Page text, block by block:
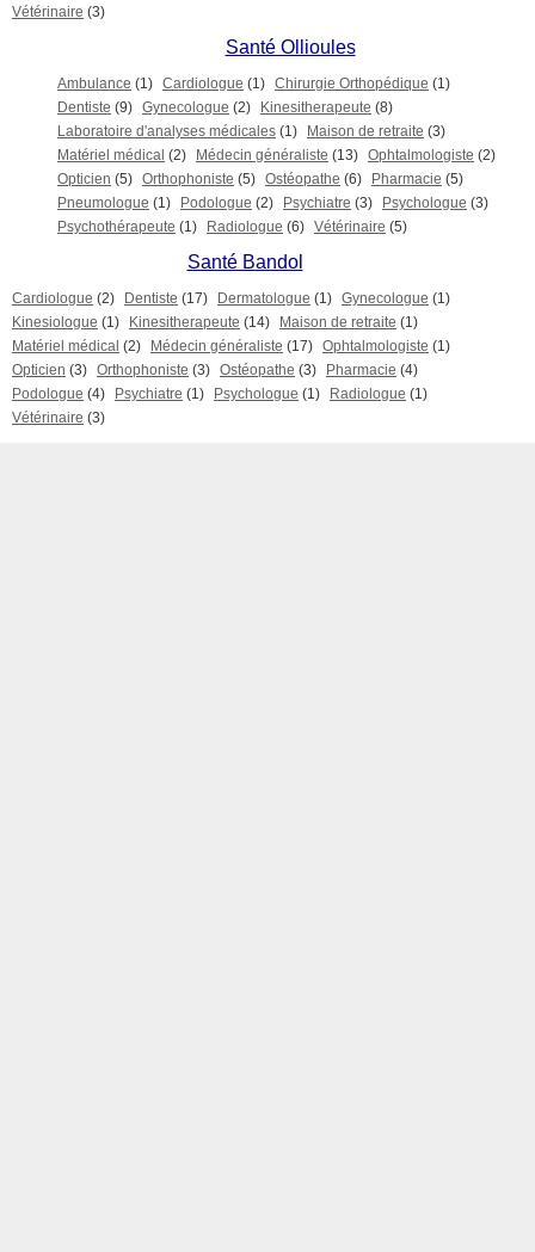
Vétérinaire (3)
Santé Ollioules
Ambulance (1) Cardiologue (1) Chirurgie Orthopédique (1)
Dentiste (9) Gynecologue (2) Kinesitherapeute (8)
Laboratoire d'analyses médicales (1) Maison de retraite (3)
Matériel médical (2) Médecin généraliste (13) Ophtalmologiste (2)
Opticien (5) Orthophoniste (5) Ostéopathe (6) Pharmacie (5)
Pneumologue (1) Podologue (2) Psychiatre (3) Psychologue (3)
Psychothérapeute (1) Radiologue (6) Vétérinaire (5)
Santé Bandol
Cardiologue (2) Dentiste (17) Dermatologue (1) Gynecologue (1)
Kinesiologue (1) Kinesitherapeute (14) Maison de retraite (1)
Matériel médical (2) Médecin généraliste (17) Ophtalmologiste (1)
Opticien (3) Orthophoniste (3) Ostéopathe (3) Pharmacie (4)
Podologue (4) Psychiatre (1) Psychologue (1) Radiologue (1)
Vétérinaire (3)